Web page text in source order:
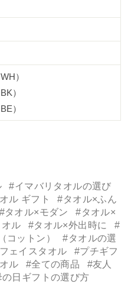
）
）
）
#イマバリタオルの選び
ル ギフト
#タオル×ふん
#タオル×モダン
#タオル×
ル #タオル×外出時に
#
コットン）
#タオルの選
ェイスタオル
#プチギフ
ル #全ての商品
#友人
の日ギフトの選び方